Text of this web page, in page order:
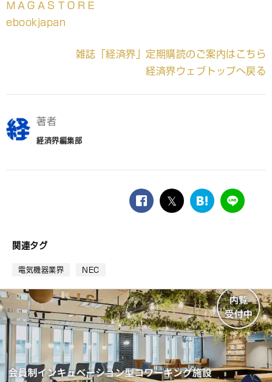
ＭＡＧＡＳＴＯＲＥ
ebookjapan
雑誌「経済界」定期購読のご案内はこちら
経済界ウェブトップへ戻る
著者
経済界編集部
facebook
twitter
は
ー
ク
LINE
関連タグ
電気機器業界 NEC